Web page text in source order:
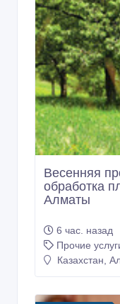
Весенняя
обработка
Алматы
6 час. назад
Прочие
Казахстан,